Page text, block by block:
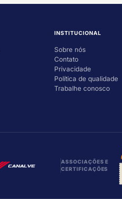
INSTITUCIONAL
Sobre nós
Contato
Privacidade
Política de qualidade
Trabalhe conosco
ASSOCIAÇÕES E
CERTIFICAÇÕES